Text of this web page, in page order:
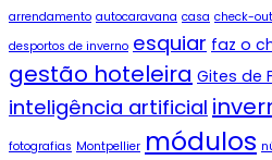
arrendamento autocaravana casa check-out
desportos de inverno esquiar faz o
gestão hoteleira Gites de
inteligência artificial
fotografias Montpellier módulos